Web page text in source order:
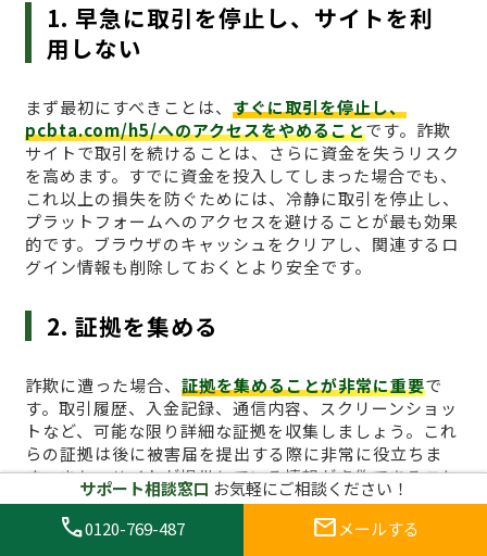
1. 早急に取引を停止し、サイトを利
用しない
まず最初にすべきことは、 すぐに取引を停止し、
pcbta.com/h5/へのアクセスをやめることです。詐欺
サイトで取引を続けることは、さらに資金を失うリスク
を高めます。すでに資金を投入してしまった場合でも、
これ以上の損失を防ぐためには、冷静に取引を停止し、
プラットフォームへのアクセスを避けることが最も効果
的です。ブラウザのキャッシュをクリアし、関連するロ
グイン情報も削除しておくとより安全です。
2. 証拠を集める
詐欺に遭った場合、 証拠を集めることが非常に重要で
す。取引履歴、入金記録、通信内容、スクリーンショッ
トなど、可能な限り詳細な証拠を収集しましょう。これ
らの証拠は後に被害届を提出する際に非常に役立ちま
す。また、サイトが提供している情報が虚偽であること
を証明するためにも、取引履歴や取引画面のキャプチャ
は必須です。特に、引き出しができないことや、サイト
からの不正な要求があった場合、その証拠は重要な役割
サポート相談窓口 お気軽にご相談ください！
call0120-769-487 mail メールする